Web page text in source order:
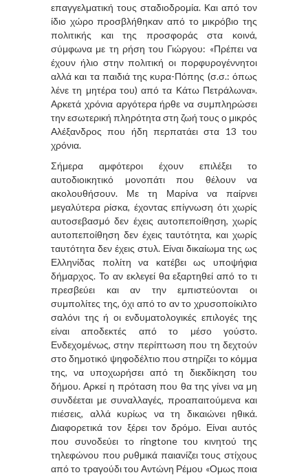
επαγγελματική τους σταδιοδρομία. Και από τον
ίδιο χώρο προσβλήθηκαν από το μικρόβιο της
πολιτικής και της προσφοράς στα κοινά,
σύμφωνα με τη ρήση του Γιώργου: «Πρέπει να
έχουν ήλιο στην πολιτική οι πορφυρογέννητοι
αλλά και τα παιδιά της κυρα-Πόπης (σ.σ.: όπως
λένε τη μητέρα του) από τα Κάτω Πετράλωνα».
Αρκετά χρόνια αργότερα ήρθε να συμπληρώσει
την εσωτερική πληρότητα στη ζωή τους ο μικρός
Αλέξανδρος που ήδη περπατάει στα 13 του
χρόνια.
Σήμερα αμφότεροι έχουν επιλέξει το
αυτοδιοικητικό μονοπάτι που θέλουν να
ακολουθήσουν. Με τη Μαρίνα να παίρνει
μεγαλύτερα ρίσκα, έχοντας επίγνωση ότι χωρίς
αυτοσεβασμό δεν έχεις αυτοπεποίθηση, χωρίς
αυτοπεποίθηση δεν έχεις ταυτότητα, και χωρίς
ταυτότητα δεν έχεις στυλ. Είναι δικαίωμα της ως
Ελληνίδας πολίτη να κατέβει ως υποψήφια
δήμαρχος. Το αν εκλεγεί θα εξαρτηθεί από το τι
πρεσβεύει και αν την εμπιστεύονται οι
συμπολίτες της, όχι από το αν το χρυσοποίκιλτο
σαλόνι της ή οι ενδυματολογικές επιλογές της
είναι αποδεκτές από το μέσο γούστο.
Ενδεχομένως, στην περίπτωση που τη δεχτούν
στο δημοτικό ψηφοδέλτιο που στηρίζει το κόμμα
της, να υποχωρήσει από τη διεκδίκηση του
δήμου. Αρκεί η πρόταση που θα της γίνει να μη
συνδέεται με συναλλαγές, προαπαιτούμενα και
πιέσεις, αλλά κυρίως να τη δικαιώνει ηθικά.
Διαφορετικά τον ξέρει τον δρόμο. Είναι αυτός
που συνοδεύει το ringtone του κινητού της
τηλεφώνου που ρυθμικά παιανίζει τους στίχους
από το τραγούδι του Αντώνη Ρέμου «Ομως ποια